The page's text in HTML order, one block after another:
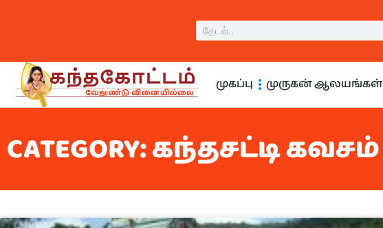
முகப்பு முருகன் ஆலயங்கள்
CATEGORY: கந்தசட்டி கவசம்